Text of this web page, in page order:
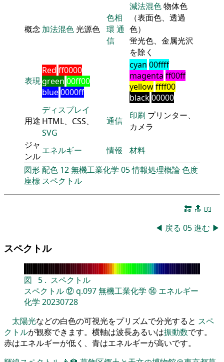
概念 加法混色光源色
色相
環 通
信
減法混色物体色
（表面色、透過
色）
蛍光色、金属光沢
を除く
表現
Red ff0000
green 00ff00
blue0000ff
cyan 00ffff
magenta ff00ff
yellowffff00
black00000
用途
ディスプレイ
HTML、CSS、
SVG
通信 印刷 プリンター、
カメラ
ジャ
ンル
エネルギー 情報
材料
図形配色 12無機工業化学 05情報処理概論色度
座標 スペクトル
🔚 🔝 📖
◀ 戻る 05進む ▶
スペクトル
図 5 . スペクトル
スペクトル⑫q.097無機工業化学 ⑭ エネルギー
化学 20230728
太陽光などの白色の可視光をプリズムで分光すると スペ
クトルが観察できます。横軸は波長あるいは振動数です。
赤はエネルギーが低く、青はエネルギーが高いです。